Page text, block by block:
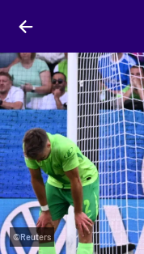
©Reuters